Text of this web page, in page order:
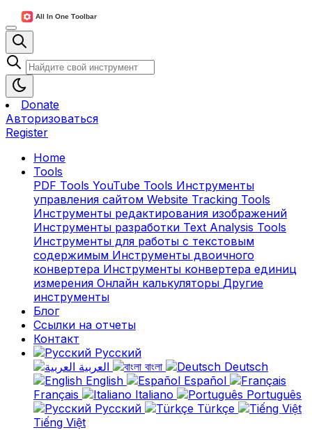
Donate
Авторизоваться
Register
Home
Tools
PDF Tools YouTube Tools Инструменты
управления сайтом Website Tracking Tools
Инструменты редактирования изображений
Инструменты разработки Text Analysis Tools
Инструменты для работы с текстовым
содержимым Инструменты двоичного
конвертера Инструменты конвертера единиц
измерения Онлайн калькуляторы Другие
инструменты
Блог
Ссылки на отчеты
Контакт
Русский
বাংলা
Deutsch
English
Español
Français
Italiano
Português
Русский
Türkçe
Tiếng Việt